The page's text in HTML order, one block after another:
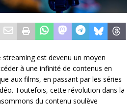
streaming est devenu un moyen
à une infinité de contenus en
aux films, en passant par les séries
Toutefois, cette révolution dans la
du contenu soulève